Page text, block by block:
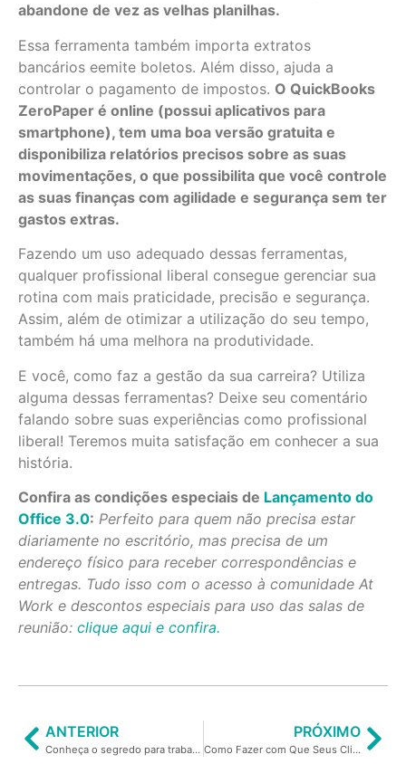
abandone de vez as velhas planilhas.
Essa ferramenta também importa extratos
bancários eemite boletos. Além disso, ajuda a
controlar o pagamento de impostos. O QuickBooks
ZeroPaper é online (possui aplicativos para
smartphone), tem uma boa versão gratuita e
disponibiliza relatórios precisos sobre as suas
movimentações, o que possibilita que você controle
as suas finanças com agilidade e segurança sem ter
gastos extras.
Fazendo um uso adequado dessas ferramentas,
qualquer profissional liberal consegue gerenciar sua
rotina com mais praticidade, precisão e segurança.
Assim, além de otimizar a utilização do seu tempo,
também há uma melhora na produtividade.
E você, como faz a gestão da sua carreira? Utiliza
alguma dessas ferramentas? Deixe seu comentário
falando sobre suas experiências como profissional
liberal! Teremos muita satisfação em conhecer a sua
história.
Confira as condições especiais de Lançamento do
Office 3.0: Perfeito para quem não precisa estar
diariamente no escritório, mas precisa de um
endereço físico para receber correspondências e
entregas. Tudo isso com o acesso à comunidade At
Work e descontos especiais para uso das salas de
reunião: clique aqui e confira.
ANTERIOR
Conheça o segredo para trabalhar e empreender ao mesmo tempo!
PRÓXIMO
Como Fazer com Que Seus Clientes Divulguem os seus serviços Naturalmente?